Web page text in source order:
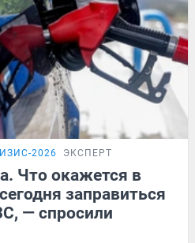
2026 ЭКСПЕРТ
Что окажется в
заправиться
— спросили